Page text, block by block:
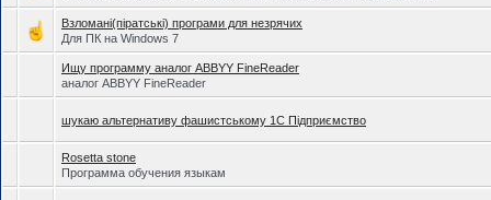
Взломані(піратські) програми для незрячих
Для ПК на Windows 7
Ищу программу аналог ABBYY FineReader
аналог ABBYY FineReader
шукаю альтернативу фашистському 1С Підприємство
Rosetta stone
Программа обучения языкам